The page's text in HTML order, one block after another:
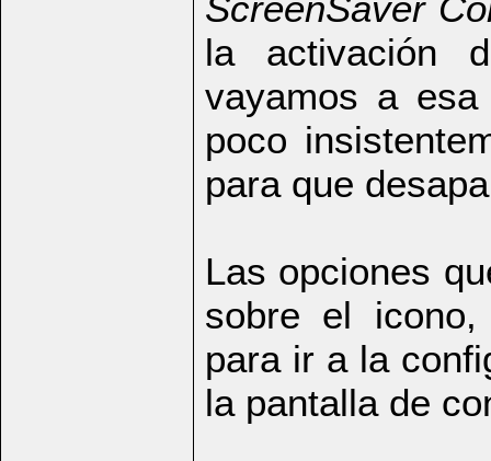
la activación
vayamos a
poco
para que
Las opciones
sobre el
para ir a la
la pantalla de